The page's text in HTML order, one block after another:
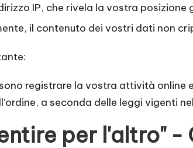
IP, che rivela la vostra posizione
il contenuto dei vostri dati non
registrare la vostra attività
a seconda delle leggi vigenti
per l'altro" -